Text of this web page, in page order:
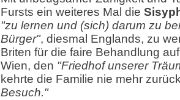
Fursts ein weiteres Mal die
"zu lernen und (sich) darum zu
Bürger", diesmal Englands, zu
Briten für die faire Behandlung
Wien, den "Friedhof unserer
kehrte die Familie nie mehr
Besuch."